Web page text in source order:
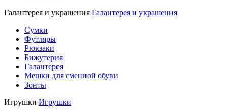
Галантерея и украшения Галантерея и украшения
Сумки
Футляры
Рюкзаки
Бижутерия
Галантерея
Мешки для сменной обуви
Зонты
Игрушки Игрушки